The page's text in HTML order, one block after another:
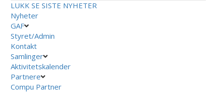
LUKK SE SISTE NYHETER
Nyheter
GAF
Styret/Admin
Kontakt
Samlinger
Aktivitetskalender
Partnere
Compu Partner